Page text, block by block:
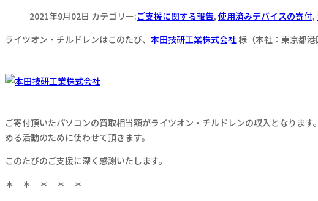
2021年9月02日 カテゴリー:ご支援に関する報告, 使用済みデバイスの寄付,
ライツオン・チルドレンはこのたび、 本田技研工業株式会社様（本社：東京都港
ご寄付頂いたパソコンの買取相当額がライツオン・チルドレンの収入となりま
める活動のために使わせて頂きます。
このたびのご支援に深く感謝いたします。
＊ ＊ ＊ ＊ ＊